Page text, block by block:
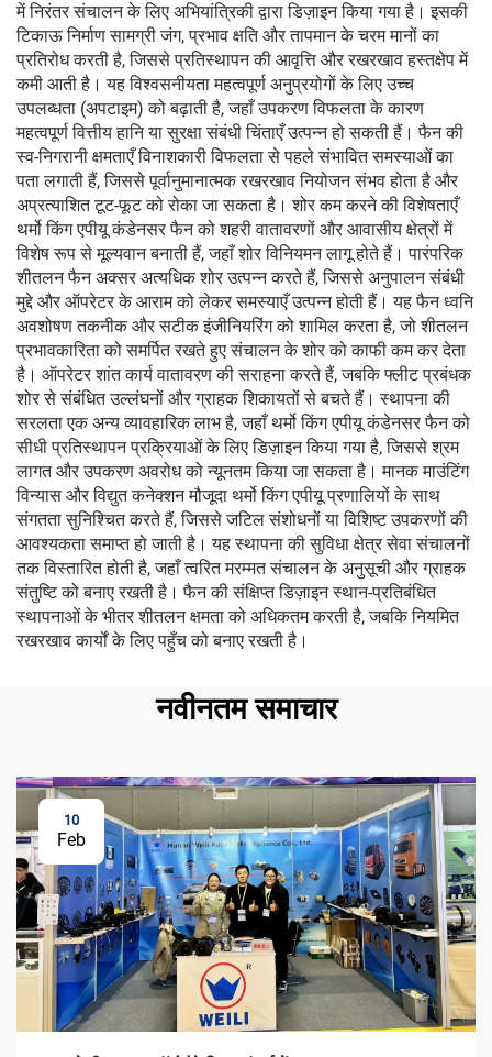
में निरंतर संचालन के लिए अभियांत्रिकी द्वारा डिज़ाइन किया गया है। इसकी
टिकाऊ निर्माण सामग्री जंग, प्रभाव क्षति और तापमान के चरम मानों का
प्रतिरोध करती है, जिससे प्रतिस्थापन की आवृत्ति और रखरखाव हस्तक्षेप में
कमी आती है। यह विश्वसनीयता महत्वपूर्ण अनुप्रयोगों के लिए उच्च
उपलब्धता (अपटाइम) को बढ़ाती है, जहाँ उपकरण विफलता के कारण
महत्वपूर्ण वित्तीय हानि या सुरक्षा संबंधी चिंताएँ उत्पन्न हो सकती हैं। फैन की
स्व-निगरानी क्षमताएँ विनाशकारी विफलता से पहले संभावित समस्याओं का
पता लगाती हैं, जिससे पूर्वानुमानात्मक रखरखाव नियोजन संभव होता है और
अप्रत्याशित टूट-फूट को रोका जा सकता है। शोर कम करने की विशेषताएँ
थर्मो किंग एपीयू कंडेनसर फैन को शहरी वातावरणों और आवासीय क्षेत्रों में
विशेष रूप से मूल्यवान बनाती हैं, जहाँ शोर विनियमन लागू होते हैं। पारंपरिक
शीतलन फैन अक्सर अत्यधिक शोर उत्पन्न करते हैं, जिससे अनुपालन संबंधी
मुद्दे और ऑपरेटर के आराम को लेकर समस्याएँ उत्पन्न होती हैं। यह फैन ध्वनि
अवशोषण तकनीक और सटीक इंजीनियरिंग को शामिल करता है, जो शीतलन
प्रभावकारिता को समर्पित रखते हुए संचालन के शोर को काफी कम कर देता
है। ऑपरेटर शांत कार्य वातावरण की सराहना करते हैं, जबकि फ्लीट प्रबंधक
शोर से संबंधित उल्लंघनों और ग्राहक शिकायतों से बचते हैं। स्थापना की
सरलता एक अन्य व्यावहारिक लाभ है, जहाँ थर्मो किंग एपीयू कंडेनसर फैन को
सीधी प्रतिस्थापन प्रक्रियाओं के लिए डिज़ाइन किया गया है, जिससे श्रम
लागत और उपकरण अवरोध को न्यूनतम किया जा सकता है। मानक माउंटिंग
विन्यास और विद्युत कनेक्शन मौजूदा थर्मो किंग एपीयू प्रणालियों के साथ
संगतता सुनिश्चित करते हैं, जिससे जटिल संशोधनों या विशिष्ट उपकरणों की
आवश्यकता समाप्त हो जाती है। यह स्थापना की सुविधा क्षेत्र सेवा संचालनों
तक विस्तारित होती है, जहाँ त्वरित मरम्मत संचालन के अनुसूची और ग्राहक
संतुष्टि को बनाए रखती है। फैन की संक्षिप्त डिज़ाइन स्थान-प्रतिबंधित
स्थापनाओं के भीतर शीतलन क्षमता को अधिकतम करती है, जबकि नियमित
रखरखाव कार्यों के लिए पहुँच को बनाए रखती है।
नवीनतम समाचार
10
Feb